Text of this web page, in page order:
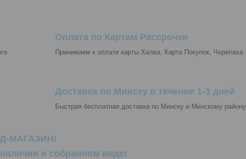
Оплата по Картам Рассрочки
Принимаем к оплате карты Халва, Карта Покупок, Черепаха
Доставка по Минску в течение 1-3 дней
Быстрая бесплатная доставка по Минску и Минскому району
МАГАЗИН!
и собранном виде!